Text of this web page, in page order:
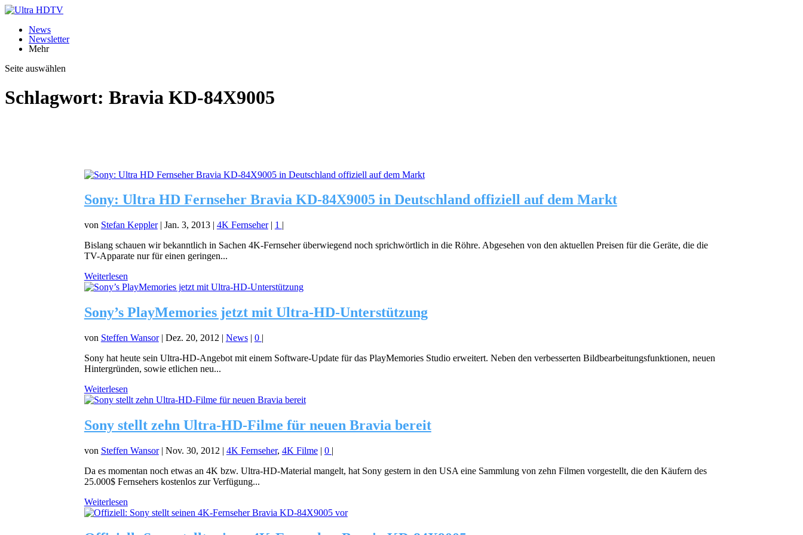
News
Newsletter
Mehr
Seite auswählen
Schlagwort: Bravia KD-84X9005
Sony: Ultra HD Fernseher Bravia KD-84X9005 in Deutschland offiziell auf dem Markt
von Stefan Keppler| Jan. 3, 2013| 4K Fernseher| 1 |
Bislang schauen wir bekanntlich in Sachen 4K-Fernseher überwiegend noch sprichwörtlich in die Röhre. Abgesehen von den aktuellen Preisen für die Geräte, die die
TV-Apparate nur für einen geringen...
Weiterlesen
Sony’s PlayMemories jetzt mit Ultra-HD-Unterstützung
von Steffen Wansor| Dez. 20, 2012 | News| 0 |
Sony hat heute sein Ultra-HD-Angebot mit einem Software-Update für das PlayMemories Studio erweitert. Neben den verbesserten Bildbearbeitungsfunktionen, neuen
Hintergründen, sowie etlichen neu...
Weiterlesen
Sony stellt zehn Ultra-HD-Filme für neuen Bravia bereit
von Steffen Wansor| Nov. 30, 2012 | 4K Fernseher, 4K Filme| 0 |
Da es momentan noch etwas an 4K bzw. Ultra-HD-Material mangelt, hat Sony gestern in den USA eine Sammlung von zehn Filmen vorgestellt, die den Käufern des
25.000$ Fernsehers kostenlos zur Verfügung...
Weiterlesen